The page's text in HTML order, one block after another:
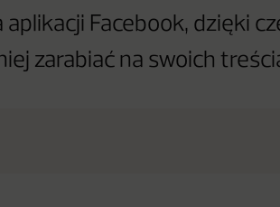
Facebook, dzięki
zarabiać na swoich